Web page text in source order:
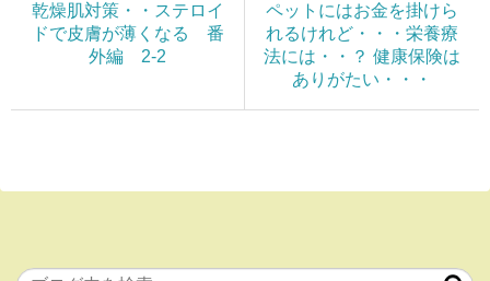
乾燥肌対策・・ステロイ
ドで皮膚が薄くなる 番
外編 2-2
ペットにはお金を掛けら
れるけれど・・・栄養療
法には・・？ 健康保険は
ありがたい・・・